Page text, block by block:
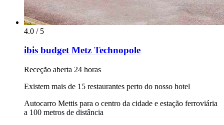
4.0 / 5
ibis budget Metz Technopole
Receção aberta 24 horas
Existem mais de 15 restaurantes perto do nosso hotel
Autocarro Mettis para o centro da cidade e estação ferroviária
a 100 metros de distância